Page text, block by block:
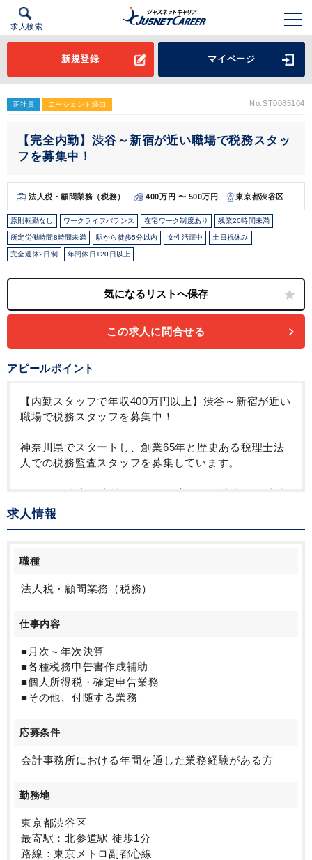
求人検索
新規登録 マイページ
正社員 エージェント経由 No.ST0085104
【完全内勤】渋谷～新宿が近い職場で税務スタッ
フを募集中！
法人税・顧問業務（税務） 400万円 〜 500万円 東京都渋谷区
原則転勤なし ワークライフバランス 在宅ワーク制度あり 残業20時間未満
所定労働時間8時間未満 駅から徒歩5分以内 女性活躍中 土日祝休み
完全週休2日制 年間休日120日以上
この求人に問合せる
アピールポイント
【内勤スタッフで年収400万円以上】渋谷～新宿が近い
職場で税務スタッフを募集中！
神奈川県でスタートし、創業65年と歴史ある税理士法
人での税務監査スタッフを募集しています。
2019年に東京に本社を移し、最寄り駅は北参道・千駄
ヶ谷・代々木と、新宿も渋谷も近い、落ち着いて品の
ある場所にオフィスを構えています。
完全内勤の入力スタッフにて、20件ほどのクライアン
トを担当していただく想定ですが、TKCクラウド会計
システムを採用しているため、自計化率は80%以上、
率化をされております。（稀に担当者と同席で企業に
訪問する可能性もございますが、主担当ではございま
せん）
業務時間が17時のため繁忙期以外は定時で帰ることが
可能です。繁忙期もそこまで忙しくはありません。
求人情報
職種
法人税・顧問業務（税務）
仕事内容
■月次～年次決算
■各種税務申告書作成補助
■個人所得税・確定申告業務
■その他、付随する業務
応募条件
会計事務所における年間を通した業務経験がある方
勤務地
東京都渋谷区
最寄駅：北参道駅 徒歩1分
路線：東京メトロ副都心線